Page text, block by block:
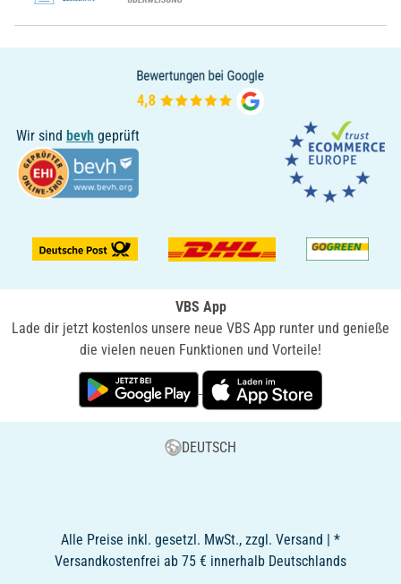
Wir sind bevh geprüft
VBS App
Lade dir jetzt kostenlos unsere neue VBS App runter und genieße
die vielen neuen Funktionen und Vorteile!
DEUTSCH
Alle Preise inkl. gesetzl. MwSt., zzgl. Versand | *
Versandkostenfrei ab 75 € innerhalb Deutschlands